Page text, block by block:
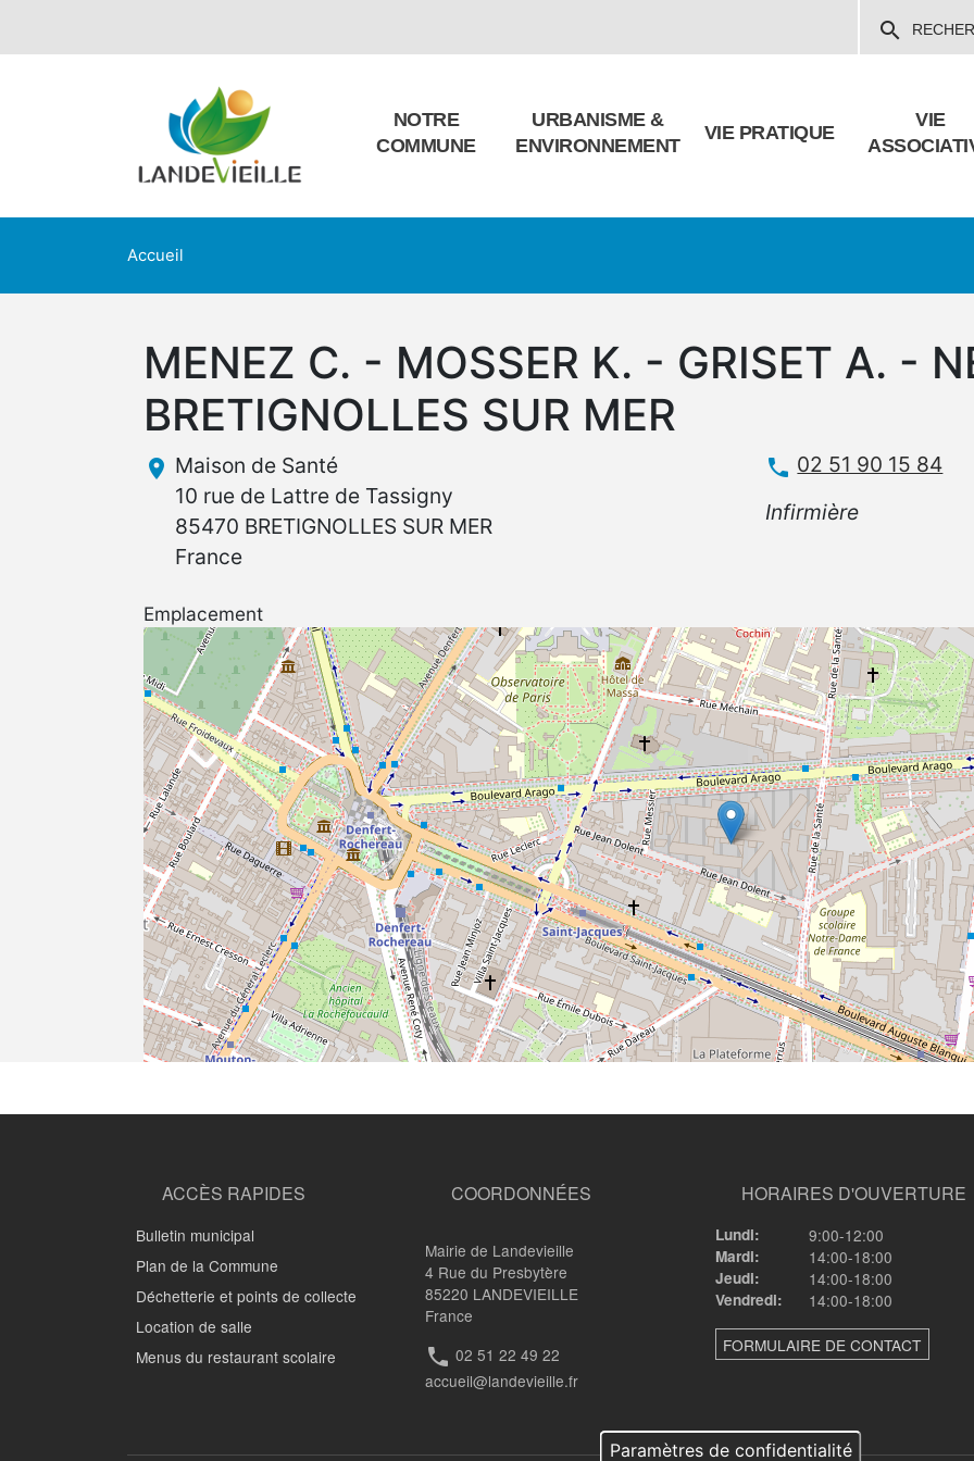
search
NOTRE
COMMUNE
URBANISME &
ENVIRONNEMENT
VIE PRATIQUE
VIE
Accueil
MENEZ C. - MOSSER K. - GRISET A. -
BRETIGNOLLES SUR MER
place Maison de Santé
10 rue de Lattre de Tassigny
85470 BRETIGNOLLES SUR MER
France
phone 02 51 90 15 84
Infirmière
Emplacement
ACCÈS RAPIDES
Bulletin municipal
Plan de la Commune
Déchetterie et points de collecte
Location de salle
Menus du restaurant scolaire
COORDONNÉES
Mairie de Landevieille
4 Rue du Presbytère
85220 LANDEVIEILLE
France
phone 02 51 22 49 22
accueil@landevieille.fr
HORAIRES D'OUVERTURE
Lundi: 9:00-12:00
Mardi: 14:00-18:00
Jeudi: 14:00-18:00
Vendredi: 14:00-18:00
FORMULAIRE DE CONTACT
Paramètres de confidentialité